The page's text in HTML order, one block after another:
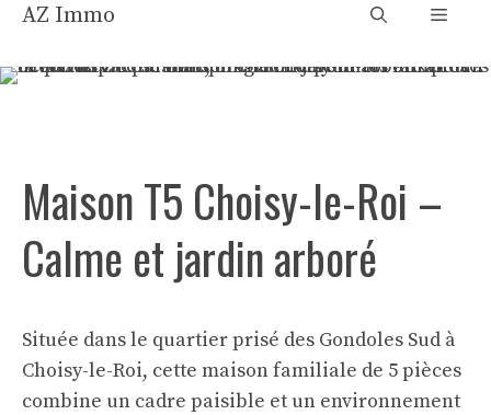
Aller
contenu
AZ Immo Menu
Maison T5 Choisy-le-Roi –
Calme et jardin arboré
Située dans le quartier prisé des Gondoles Sud à
Choisy-le-Roi, cette maison familiale de 5 pièces
combine un cadre paisible et un environnement